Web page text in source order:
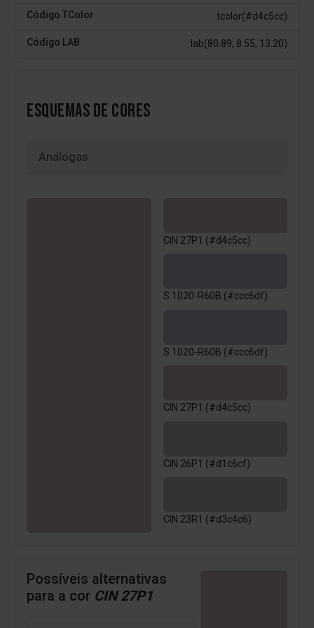
Código TColor tcolor(#d4c5cc)
Código LAB lab(80.89, 8.55, 13.20)
ESQUEMAS DE CORES
CIN 27P1 (#d4c5cc)
S 1020-R60B (#ccc6df)
S 1020-R60B (#ccc6df)
CIN 27P1 (#d4c5cc)
CIN 26P1 (#d1c6cf)
CIN 23R1 (#d3c4c6)
Possíveis alternativas
para a cor CIN 27P1